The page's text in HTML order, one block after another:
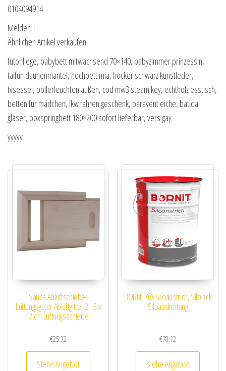
0104094914
Melden |
Ähnlichen Artikel verkaufen
futonliege, babybett mitwachsend 70×140, babyzimmer prinzessin,
taifun daunenmantel, hochbett mia, hocker schwarz kunstleder,
tvsessel, pollerleuchten außen, cod mw3 steam key, echtholz esstisch,
betten für mädchen, lkw fahren geschenk, paravent eiche, batida
gläser, boxspringbett 180×200 sofort lieferbar, vers gay
yyyyy
Sauna Abluftschieber
Lüftungsgitter Abluftgitter 21,5 x
17 cm Lüftungsschieber
€25.32
Siehe Angebot
BORNIT®-Siloanstrich, Silolack
Siloabdichtung
€78.12
Siehe Angebot